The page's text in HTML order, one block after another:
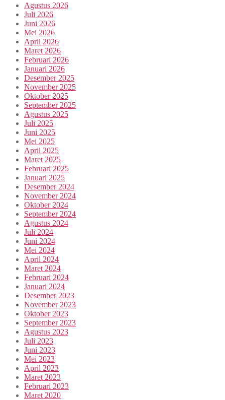
Agustus 2026
Juli 2026
Juni 2026
Mei 2026
April 2026
Maret 2026
Februari 2026
Januari 2026
Desember 2025
November 2025
Oktober 2025
September 2025
Agustus 2025
Juli 2025
Juni 2025
Mei 2025
April 2025
Maret 2025
Februari 2025
Januari 2025
Desember 2024
November 2024
Oktober 2024
September 2024
Agustus 2024
Juli 2024
Juni 2024
Mei 2024
April 2024
Maret 2024
Februari 2024
Januari 2024
Desember 2023
November 2023
Oktober 2023
September 2023
Agustus 2023
Juli 2023
Juni 2023
Mei 2023
April 2023
Maret 2023
Februari 2023
Maret 2020